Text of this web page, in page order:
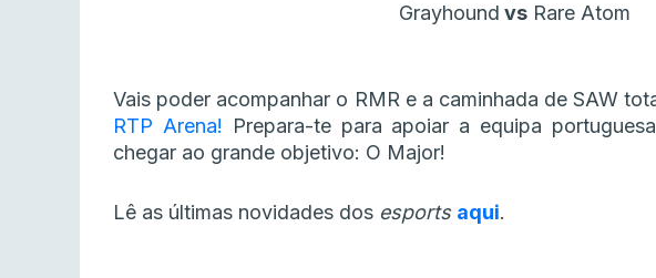
Grayhound vs Rare Atom
Vais poder acompanhar o RMR e a caminhada de SAW
RTP Arena! Prepara-te para apoiar a equipa
chegar ao grande objetivo: O Major!
Lê as últimas novidades dos esports aqui.